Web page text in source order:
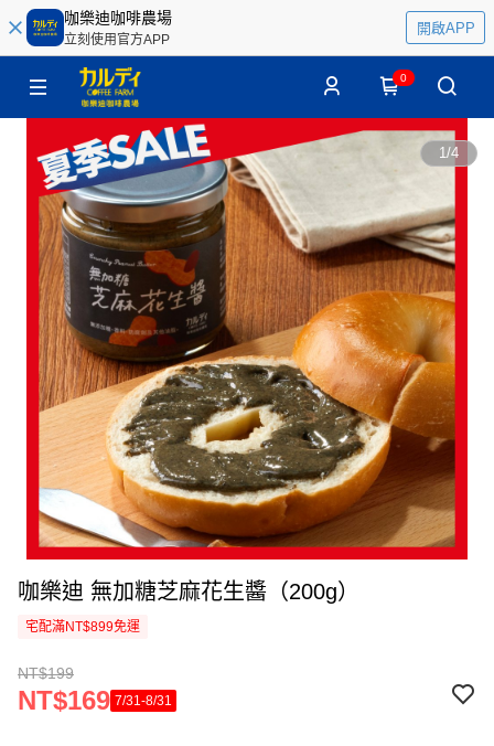
咖樂迪咖啡農場
立刻使用官方APP
開啟APP
0
1/4
咖樂迪 無加糖芝麻花生醬（200g）
宅配滿NT$899免運
NT$199
NT$169 7/31-8/31